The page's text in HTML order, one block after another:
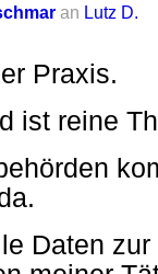
an Lutz D.
Praxis.
ist reine
Daten